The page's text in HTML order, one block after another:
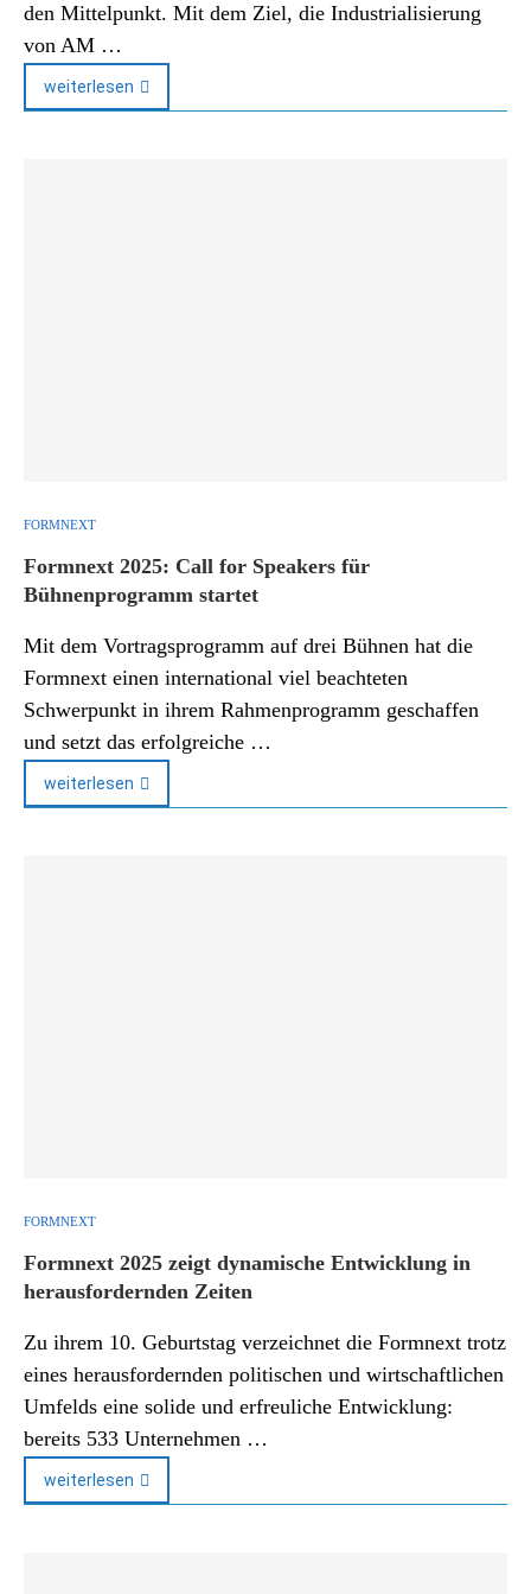
den Mittelpunkt. Mit dem Ziel, die Industrialisierung
von AM …
weiterlesen
FORMNEXT
Formnext 2025: Call for Speakers für
Bühnenprogramm startet
Mit dem Vortragsprogramm auf drei Bühnen hat die
Formnext einen international viel beachteten
Schwerpunkt in ihrem Rahmenprogramm geschaffen
und setzt das erfolgreiche …
weiterlesen
FORMNEXT
Formnext 2025 zeigt dynamische Entwicklung in
herausfordernden Zeiten
Zu ihrem 10. Geburtstag verzeichnet die Formnext trotz
eines herausfordernden politischen und wirtschaftlichen
Umfelds eine solide und erfreuliche Entwicklung:
bereits 533 Unternehmen …
weiterlesen